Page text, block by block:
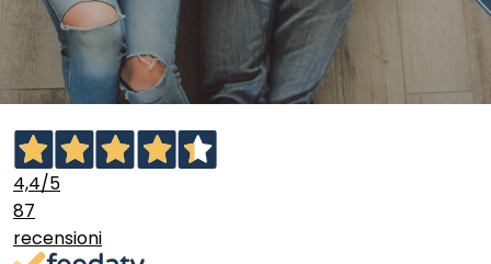
4,4/5
87
recensioni